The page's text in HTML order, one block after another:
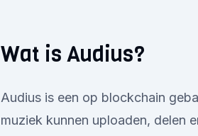
Wat is Audius?
Audius is een op blockchain
muziek kunnen uploaden, delen